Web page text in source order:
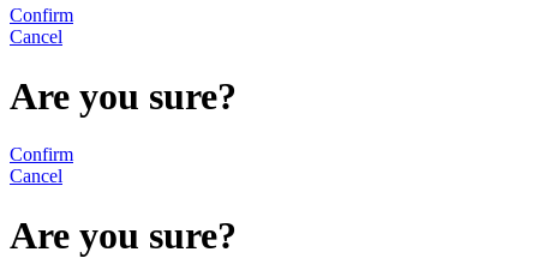
Confirm
Cancel
Are you sure?
Confirm
Cancel
Are you sure?